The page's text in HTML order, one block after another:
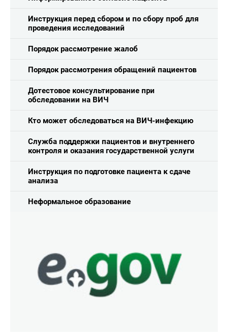
Инструкция перед сбором и по сбору проб для
проведения исследований
Порядок рассмотрение жалоб
Порядок рассмотрения обращений пациентов
Дотестовое консультирование при
обследовании на ВИЧ
Кто может обследоваться на ВИЧ-инфекцию
Служба поддержки пациентов и внутреннего
контроля и оказания государственной услуги
Инструкция по подготовке пациента к сдаче
анализа
Неформальное образование